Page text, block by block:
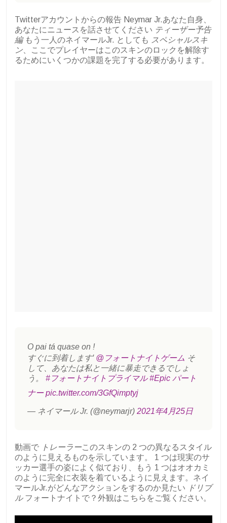
Twitterアカウントからの報告 Neymar Jr.あなた自身、
あなたにニュースを話させてください ティーザー予告
編もう一人のネイマールJr. としても スペシャルスキ
ン 、ここでプレイヤーはこのスキンのロックを解除す
るためにいくつかの課題を完了する必要があります。
O pai tá quase on !
すぐに到着します' @フォートナイトゲーム そ
して、あなたは私と一緒に暴走できるでしょ
う。 #フォートナイトプライマル #Epic パート
ナー pic.twitter.com/3GfQimptyj
— ネイマール Jr. (@neymarjr) 2021年4月25日
動画で トレーラーこのスキンの 2 つの異なるスタイル
のように見えるものを示しています。 1 つは現実のサ
ッカー選手の姿によく似ており、もう 1 つはオオカミ
のように完全に衣装を着ているように見えます。ネイ
マールJr.がどんなアクションをするのか見たい
ドリブ
ルフォートナイトで？外観はこちらをご覧ください。